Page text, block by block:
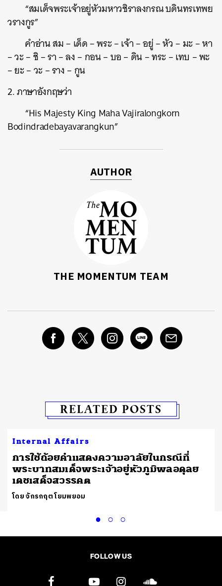
“สมเด็จพระเจ้าอยู่หัวมหาวชิราลงกรณ บดินทรเทพย
วรางกูร”
คำอ่าน สม – เด็ด – พระ – เจ้า – อยู่ – หัว – มะ – หา
– วะ – ชิ – รา – ลง – กอน – บอ – ดิน – ทระ – เทบ – พะ
– ยะ – วะ – ราง – กูน
2. ภาษาอังกฤษว่า
“His Majesty King Maha Vajiralongkorn
Bodindradebayavarangkun”
AUTHOR
THE MOMENTUM TEAM
RELATED POSTS
Internal Affairs
การใช้ถ้อยคำแสดงความอาลัยในกรณีที่
พระบาทสมเด็จพระเจ้าอยู่หัวภูมิพลอดุลย
เดชเสด็จสวรรคต
โดย จักรกฤต โยมพยอม
FOLLOW US
SHARE TWEET LINE EMAIL